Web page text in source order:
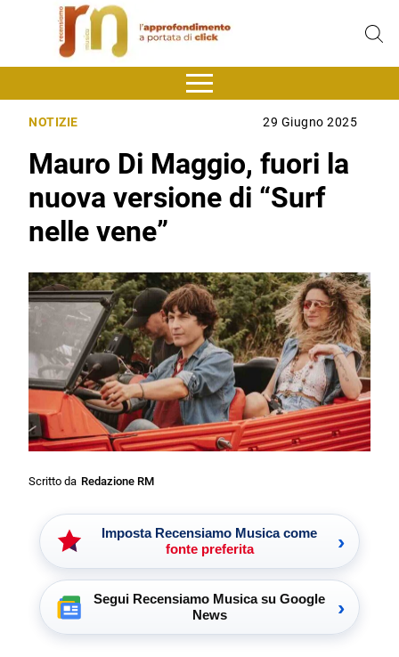
NOTIZIE 29 Giugno 2025
Mauro Di Maggio, fuori la
nuova versione di “Surf
nelle vene”
Scritto da Redazione RM
Imposta Recensiamo Musica come
fonte preferita
›
Segui Recensiamo Musica su Google
News
›